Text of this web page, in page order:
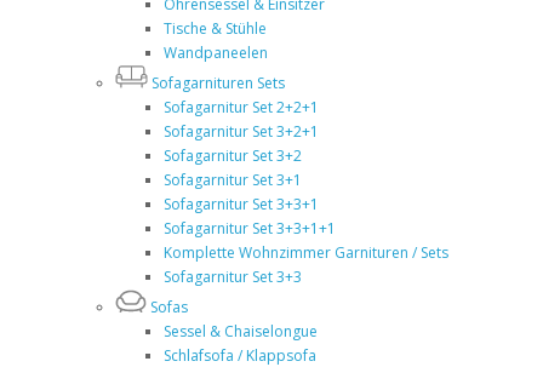
Tische & Stühle
Wandpaneelen
Sofagarnituren Sets
Sofagarnitur Set 2+2+1
Sofagarnitur Set 3+2+1
Sofagarnitur Set 3+2
Sofagarnitur Set 3+1
Sofagarnitur Set 3+3+1
Sofagarnitur Set 3+3+1+1
Komplette Wohnzimmer Garnituren / Sets
Sofagarnitur Set 3+3
Sofas
Sessel & Chaiselongue
Schlafsofa / Klappsofa